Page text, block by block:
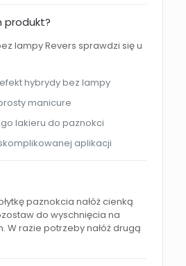
produkt?
lampy Revers sprawdzi się u
hybrydy bez lampy
manicure
lakieru do paznokci
aplikacji
paznokcia nałóż cienką
do wyschnięcia na
W razie potrzeby nałóż drugą